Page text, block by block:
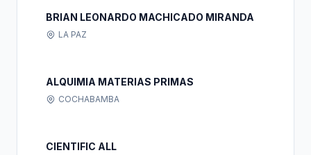
BRIAN LEONARDO MACHICADO MIRANDA
LA PAZ
ALQUIMIA MATERIAS PRIMAS
COCHABAMBA
CIENTIFIC ALL